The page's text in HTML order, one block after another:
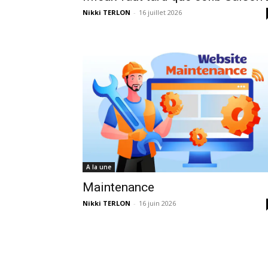
Nikki TERLON - 16 juillet 2026
A la une
Maintenance
Nikki TERLON - 16 juin 2026